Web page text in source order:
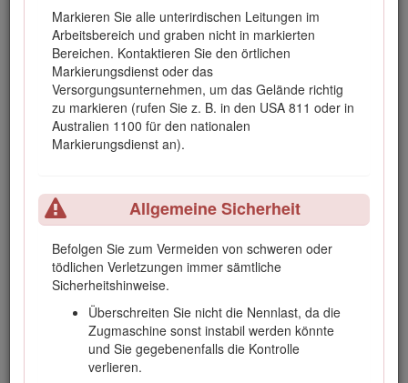
Markieren Sie alle unterirdischen Leitungen im
Arbeitsbereich und graben nicht in markierten
Bereichen. Kontaktieren Sie den örtlichen
Markierungsdienst oder das
Versorgungsunternehmen, um das Gelände richtig
zu markieren (rufen Sie z. B. in den USA 811 oder in
Australien 1100 für den nationalen
Markierungsdienst an).
Allgemeine Sicherheit
Befolgen Sie zum Vermeiden von schweren oder
tödlichen Verletzungen immer sämtliche
Sicherheitshinweise.
Überschreiten Sie nicht die Nennlast, da die
Zugmaschine sonst instabil werden könnte
und Sie gegebenenfalls die Kontrolle
verlieren.
auf einem kompakten Toro-Werkzeugträger mit einer
Vielzahl von Fräsbäumen und Ketten vorgesehen. Er ist in
erster Linie für das Ausheben von Gräben im Boden
konzipiert, um das Verlegen von Kabeln und Rohrleitungen
zu erleichtern. Er ist nicht für das Durchtrennen von harten
Materialien, wie z. B. Holz oder Beton gedacht. Wenn dieses
Produkt für einen anderen Zweck eingesetzt wird, kann das
für Bediener und andere Personen gefährlich sein. Nehmen
Dieses Anbaugerät darf nur von Fachpersonal bedient,
vertraut und in den entsprechenden Sicherheitsverfahren
unterwiesen sind.
Umgebungstemperaturen von -18°C bis 38°C. Wenden Sie
sich an Ihren Vertragshändler, um mehr über die
Vorkehrungen zu erfahren, die für den Betrieb bei extremen
Temperaturen erforderlich sind.